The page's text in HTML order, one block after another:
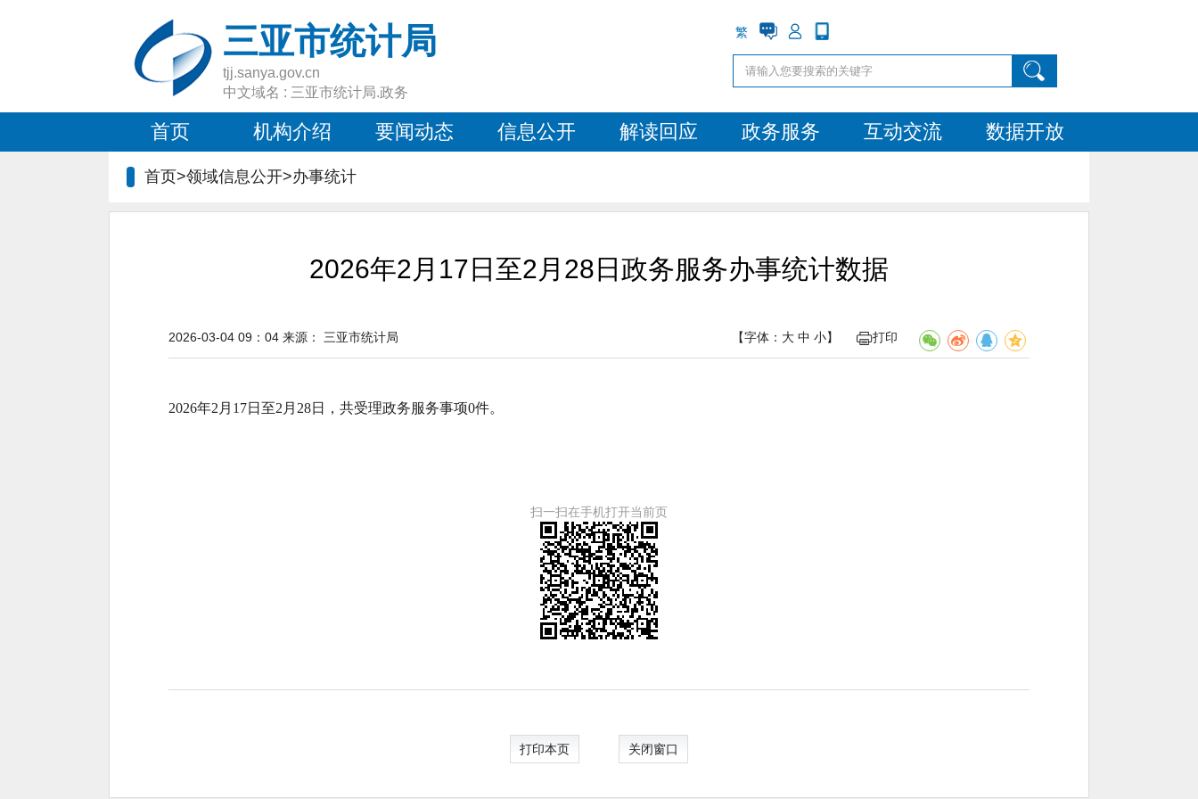
三亚市统计局
tjj.sanya.gov.cn
中文域名 : 三亚市统计局.政务
繁
首页 机构介绍 要闻动态 信息公开 解读回应 政务服务 互动交流 数据开放
首页>领域信息公开>办事统计
2026年2月17日至2月28日政务服务办事统计数据
【字体： 大 中 小】 打印
2026-03-04 09：04 来源： 三亚市统计局
2026年2月17日至2月28日，共受理政务服务事项0件。
扫一扫在手机打开当前页
打印本页 关闭窗口